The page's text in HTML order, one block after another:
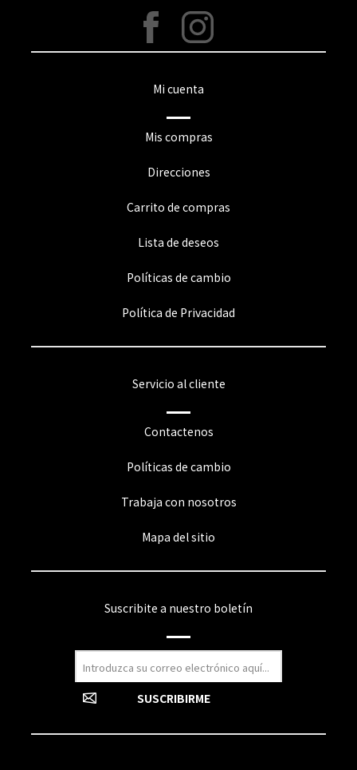
Mi cuenta
Mis compras
Direcciones
Carrito de compras
Lista de deseos
Políticas de cambio
Política de Privacidad
Servicio al cliente
Contactenos
Políticas de cambio
Trabaja con nosotros
Mapa del sitio
Suscribite a nuestro boletín